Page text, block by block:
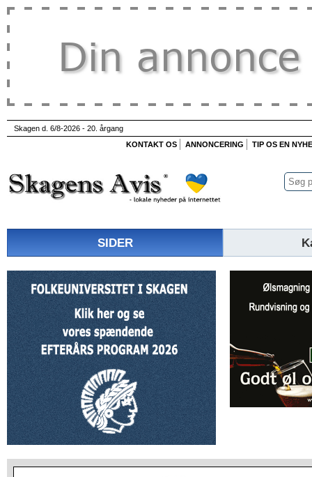
Skagen d. 6/8-2026 - 20. årgang
KONTAKT OS
ANNONCERING TIP OS EN
SIDER